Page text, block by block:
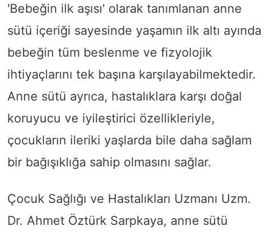
'Bebeğin ilk aşısı' olarak tanımlanan anne
sütü içeriği sayesinde yaşamın ilk altı ayında
bebeğin tüm beslenme ve fizyolojik
ihtiyaçlarını tek başına karşılayabilmektedir.
Anne sütü ayrıca, hastalıklara karşı doğal
koruyucu ve iyileştirici özellikleriyle,
çocukların ileriki yaşlarda bile daha sağlam
bir bağışıklığa sahip olmasını sağlar.
Çocuk Sağlığı ve Hastalıkları Uzmanı Uzm.
Dr. Ahmet Öztürk Sarpkaya, anne sütü